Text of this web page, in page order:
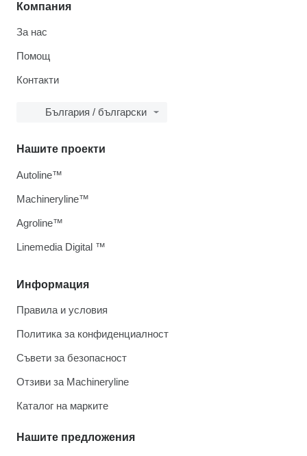
Компания
За нас
Помощ
Контакти
България / български
Информация
Правила и условия
Политика за конфиденциалност
Съвети за безопасност
Отзиви за Machineryline
Каталог на марките
Нашите предложения
Нашите проекти
Autoline™
Machineryline™
Agroline™
Linemedia Digital ™